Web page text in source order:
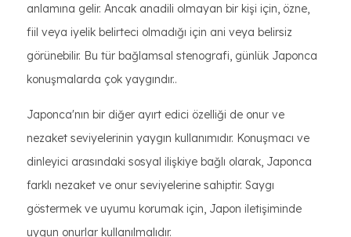
anlamına gelir. Ancak anadili olmayan bir kişi için, özne,
fiil veya iyelik belirteci olmadığı için ani veya belirsiz
görünebilir. Bu tür bağlamsal stenografi, günlük Japonca
konuşmalarda çok yaygındır..
Japonca'nın bir diğer ayırt edici özelliği de onur ve
nezaket seviyelerinin yaygın kullanımıdır. Konuşmacı ve
dinleyici arasındaki sosyal ilişkiye bağlı olarak, Japonca
farklı nezaket ve onur seviyelerine sahiptir. Saygı
göstermek ve uyumu korumak için, Japon iletişiminde
uygun onurlar kullanılmalıdır.